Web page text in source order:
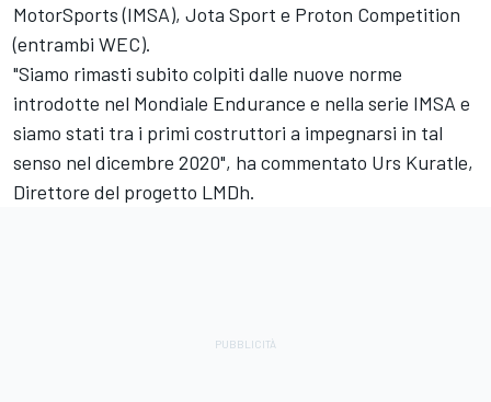
MotorSports (IMSA), Jota Sport e Proton Competition
(entrambi WEC).
"Siamo rimasti subito colpiti dalle nuove norme
introdotte nel Mondiale Endurance e nella serie IMSA e
siamo stati tra i primi costruttori a impegnarsi in tal
senso nel dicembre 2020", ha commentato Urs Kuratle,
Direttore del progetto LMDh.